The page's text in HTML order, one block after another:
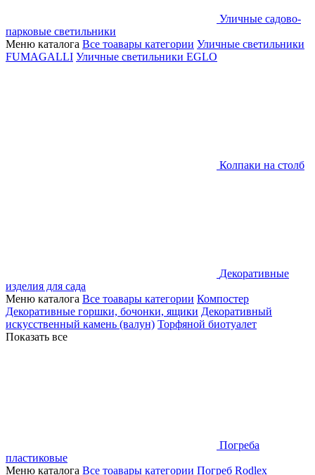
Уличные садово-
парковые светильники
Меню каталога Все тоавары категории Уличные светильники
FUMAGALLI Уличные светильники EGLO
Колпаки на столб
Декоративные
изделия для сада
Меню каталога Все тоавары категории Компостер
Декоративные горшки, бочонки, ящики Декоративный
искусственный камень (валун) Торфяной биотуалет
Показать все
Погреба
пластиковые
Меню каталога Все тоавары категории Погреб Rodlex